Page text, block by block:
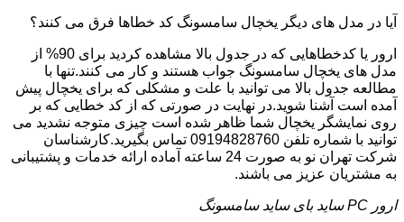
آیا در مدل های دیگر یخچال سامسونگ کد خطاها فرق می کنند؟
ارور یا کدخطاهایی که در جدول بالا مشاهده کردید برای 90% از
مدل های یخچال سامسونگ جواب هستند و کار می کنند.تنها با
مطالعه جدول بالا می توانید با علت و مشکلی که برای یخچال پیش
آمده است آشنا شوید.در نهایت در صورتی که از کد خطایی که بر
روی نمایشگر یخچال شما ظاهر شده است چیزی متوجه نشدید می
توانید با شماره تلفن 09194828760 تماس بگیرید.کارشناسان
شرکت تهران نو به صورت 24 ساعته آماده ارائه خدمات و پشتیبانی
به مشتریان عزیز می باشند.
ارور PC ساید بای ساید سامسونگ